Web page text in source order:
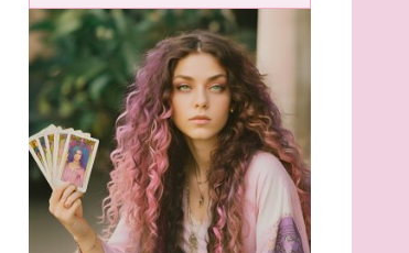
0
Melek
PIN: 426
Bewertungen: 3